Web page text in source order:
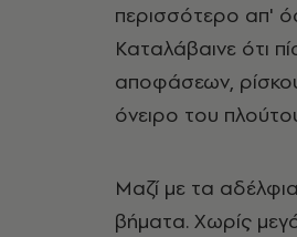
περισσότερο απ'
Καταλάβαινε ότι
αποφάσεων, ρίσκου
όνειρο του
Μαζί με τα
βήματα. Χωρίς